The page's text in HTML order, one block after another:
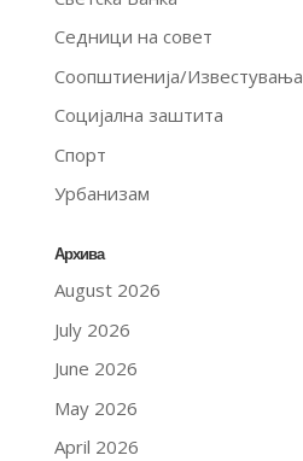
Седници на совет
Соопштиенија/Известувања
Социјална заштита
Спорт
Урбанизам
Архива
August 2026
July 2026
June 2026
May 2026
April 2026